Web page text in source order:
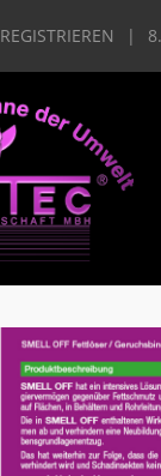
REGISTRIEREN |